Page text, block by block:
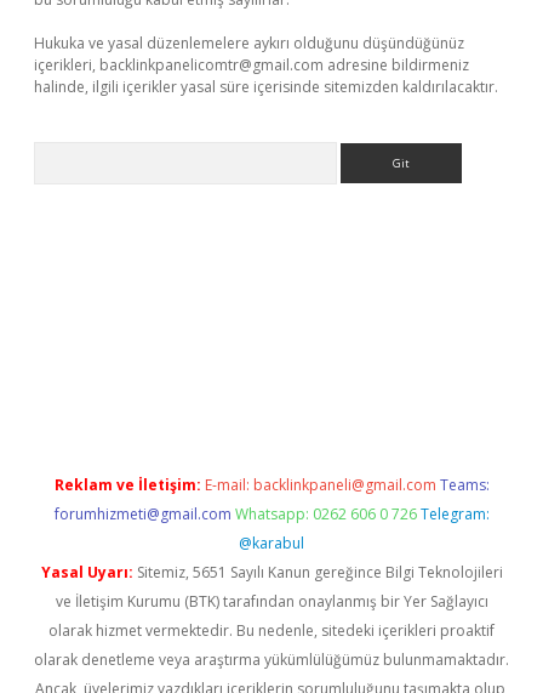
Hukuka ve yasal düzenlemelere aykırı olduğunu düşündüğünüz
içerikleri, backlinkpanelicomtr@gmail.com adresine bildirmeniz
halinde, ilgili içerikler yasal süre içerisinde sitemizden kaldırılacaktır.
Reklam ve İletişim: E-mail: backlinkpaneli@gmail.com Teams:
forumhizmeti@gmail.com Whatsapp: 0262 606 0 726 Telegram:
@karabul
Yasal Uyarı: Sitemiz, 5651 Sayılı Kanun gereğince Bilgi Teknolojileri
ve İletişim Kurumu (BTK) tarafından onaylanmış bir Yer Sağlayıcı
olarak hizmet vermektedir. Bu nedenle, sitedeki içerikleri proaktif
olarak denetleme veya araştırma yükümlülüğümüz bulunmamaktadır.
Ancak, üyelerimiz yazdıkları içeriklerin sorumluluğunu taşımakta olup,